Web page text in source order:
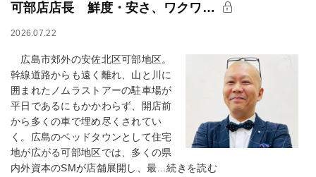
可部店店長 鮮度・安さ、ワクワ…
2026.07.22
広島市郊外の安佐北区可部地区。
幹線道路からも遠く離れ、山と川に
囲まれたノムラストアーの駐車場が
平日であるにもかかわらず、開店前
から多くの車で埋め尽くされてい
く。広島のベッドタウンとして住宅
地が広がる可部地区では、多くの県
内外資本のSMが店舗展開し、最…続きを読む